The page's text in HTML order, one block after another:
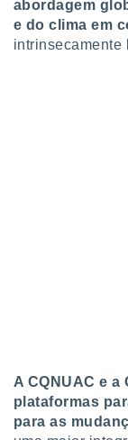
se
num
para
abordagem
e do clima em
intrinsecamente
A CQNUAC e
plataformas
para as